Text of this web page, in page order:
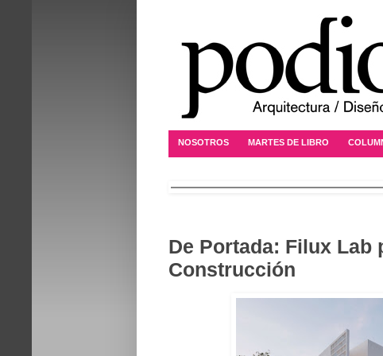
NOSOTROS MARTES DE LIBRO
De Portada: Filux Lab
Construcción